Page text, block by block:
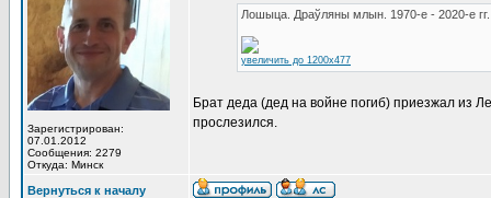
Зарегистрирован:
07.01.2012
Сообщения: 2279
Откуда: Минск
Лошыца. Драўляны млын. 1970-е - 2020-е гг.
увеличить до 1200x477
Брат деда (дед на войне погиб) приезжал из
прослезился.
Вернуться к началу